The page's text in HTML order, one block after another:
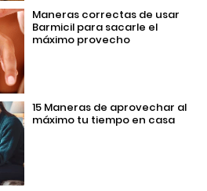
Maneras correctas de usar
Barmicil para sacarle el
máximo provecho
15 Maneras de aprovechar al
máximo tu tiempo en casa